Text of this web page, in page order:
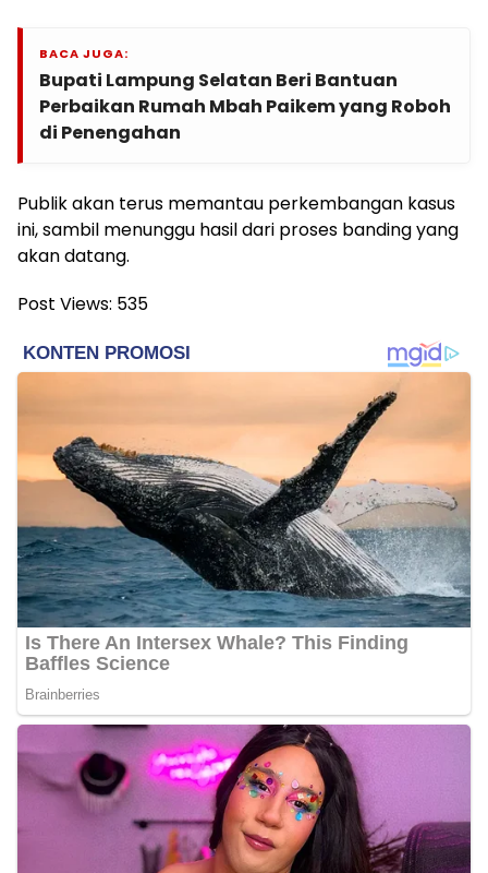
BACA JUGA:
Bupati Lampung Selatan Beri Bantuan
Perbaikan Rumah Mbah Paikem yang Roboh
di Penengahan
Publik akan terus memantau perkembangan kasus
ini, sambil menunggu hasil dari proses banding yang
akan datang.
Post Views: 535